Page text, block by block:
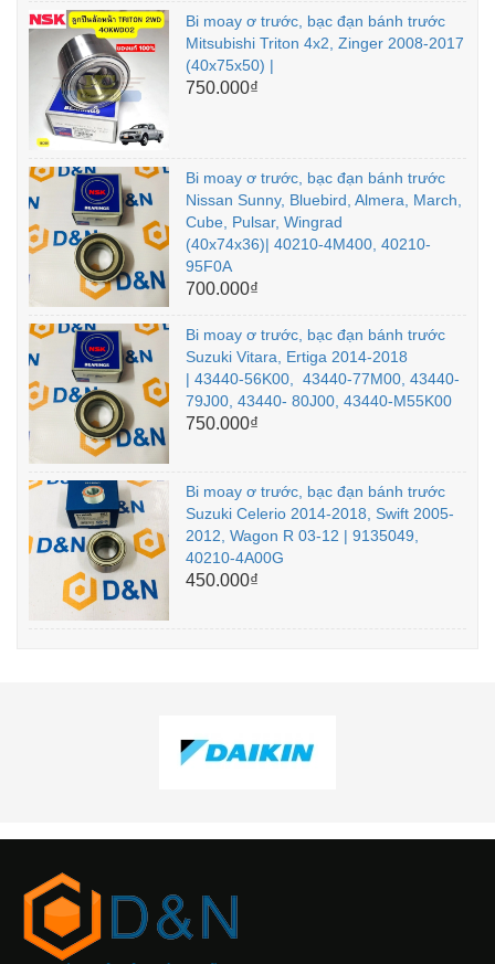
Bi moay ơ trước, bạc đạn bánh trước
Mitsubishi Triton 4x2, Zinger 2008-2017
(40x75x50) |
750.000₫
Bi moay ơ trước, bạc đạn bánh trước
Nissan Sunny, Bluebird, Almera, March,
Cube, Pulsar, Wingrad
(40x74x36)| 40210-4M400, 40210-
95F0A
700.000₫
Bi moay ơ trước, bạc đạn bánh trước
Suzuki Vitara, Ertiga 2014-2018
| 43440-56K00, 43440-77M00, 43440-
79J00, 43440- 80J00, 43440-M55K00
750.000₫
Bi moay ơ trước, bạc đạn bánh trước
Suzuki Celerio 2014-2018, Swift 2005-
2012, Wagon R 03-12 | 9135049,
40210-4A00G
450.000₫